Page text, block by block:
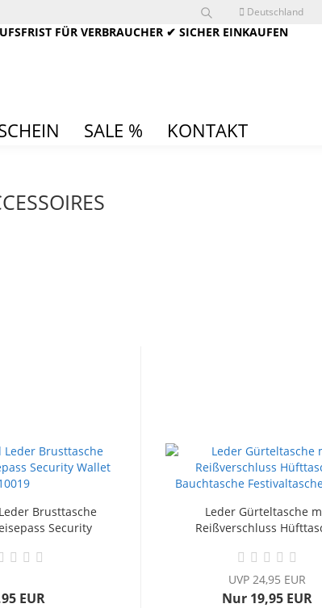
Deutschland
FÜR VERBRAUCHER ✔ SICHER EINKAUFEN
SALE % KONTAKT
Brusttasche
Security
EUR
Leder Gürteltasche
Reißverschluss
40013
UVP 24,95 EUR
Nur 19,95 EUR